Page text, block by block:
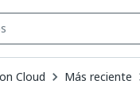
Cloud Más reciente